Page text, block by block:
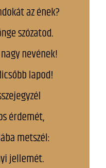
az ének?
szózatod.
nevének!
lapod!
érdemét,
metszél:
jellemét.